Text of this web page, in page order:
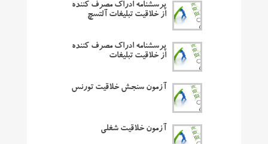
پرسشنامه ادراک مصرف کننده
از خلاقیت تبلیغات آلتسچ
پرسشنامه ادراک مصرف کننده
از خلاقیت تبلیغات
آزمون سنجش خلاقیت تورنس
آزمون خلاقیت شغلی